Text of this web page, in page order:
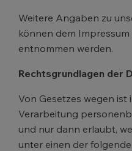
Weitere Angaben zu
können dem
entnommen werden.
Rechtsgrundlagen der
Von Gesetzes wegen ist
Verarbeitung
und nur dann erlaubt,
unter einen der